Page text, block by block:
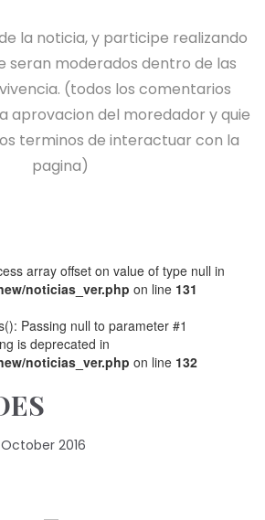
la noticia, y participe realizando
seran moderados dentro de las
(todos los comentarios
aprovacion del moredador y quie
terminos de interactuar con la
pagina)
array offset on value of type null in
noticias_ver.php on line 131
Passing null to parameter #1
is deprecated in
noticias_ver.php on line 132
2016